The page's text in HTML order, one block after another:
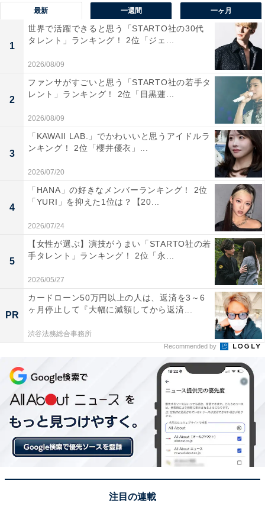
1位：大西流星／124票
View this post on Instagram
A post shared by 大西流星 / Onishi Ryusei (@08.07_ryuche)
1位に輝いた大西流星さんは、キラキラとしたかわいら
しいビジュアルが魅力的。「あざとかわいい」キャラク
ターでバラエティー番組にも引っ張りだこです。アイド
ルとしての自分の魅力をしっかりと引き出す大西さん。
ファンの間では尊敬と親しみをこめて「大西プロ」とも
呼ばれているそうです。
回答者からは「女の子と見間違いそうな可愛い顔立ちと
最新 一週間 一ヶ月
1
世界で活躍できると思う「STARTO社の30代
タレント」ランキング！ 2位「ジェ...
2026/08/09
2
ファンサがすごいと思う「STARTO社の若手タ
レント」ランキング！ 2位「目黒蓮...
2026/08/09
3
「KAWAII LAB.」でかわいいと思うアイドルラ
ンキング！ 2位「櫻井優衣」...
2026/07/20
4
「HANA」の好きなメンバーランキング！ 2位
「YURI」を抑えた1位は？【20...
2026/07/24
5
【女性が選ぶ】演技がうまい「STARTO社の若
手タレント」ランキング！ 2位「永...
2026/05/27
PR
カードローン50万円以上の人は、返済を3～6
ヶ月停止して『大幅に減額してから返済...
渋谷法務総合事務所
Recommended by
注目の連載